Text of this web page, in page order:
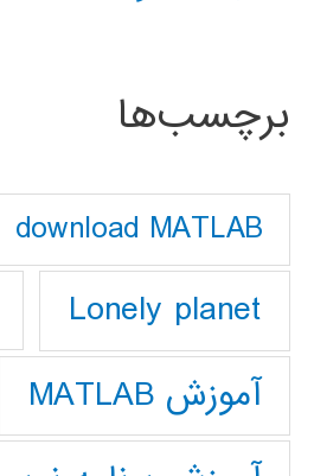
برچسب‌ها
download MATLAB
Lonely planet
آموزش MATLAB